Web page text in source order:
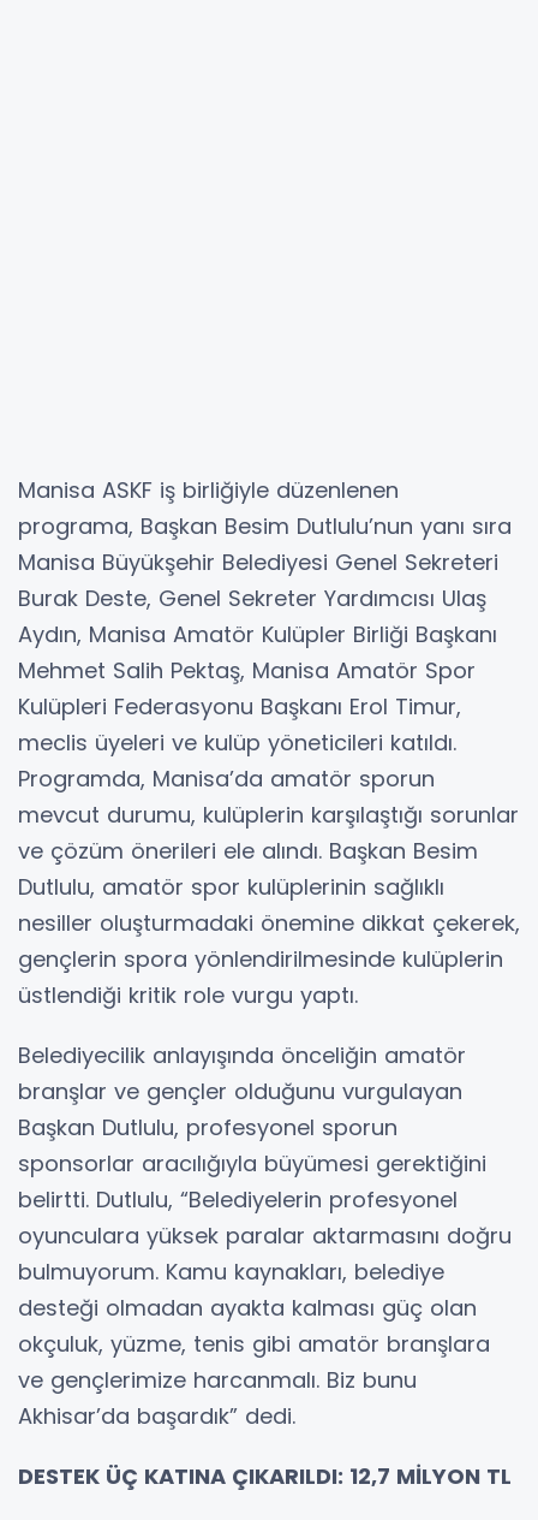
Manisa ASKF iş birliğiyle düzenlenen
programa, Başkan Besim Dutlulu’nun yanı sıra
Manisa Büyükşehir Belediyesi Genel Sekreteri
Burak Deste, Genel Sekreter Yardımcısı Ulaş
Aydın, Manisa Amatör Kulüpler Birliği Başkanı
Mehmet Salih Pektaş, Manisa Amatör Spor
Kulüpleri Federasyonu Başkanı Erol Timur,
meclis üyeleri ve kulüp yöneticileri katıldı.
Programda, Manisa’da amatör sporun
mevcut durumu, kulüplerin karşılaştığı sorunlar
ve çözüm önerileri ele alındı. Başkan Besim
Dutlulu, amatör spor kulüplerinin sağlıklı
nesiller oluşturmadaki önemine dikkat çekerek,
gençlerin spora yönlendirilmesinde kulüplerin
üstlendiği kritik role vurgu yaptı.
Belediyecilik anlayışında önceliğin amatör
branşlar ve gençler olduğunu vurgulayan
Başkan Dutlulu, profesyonel sporun
sponsorlar aracılığıyla büyümesi gerektiğini
belirtti. Dutlulu, “Belediyelerin profesyonel
oyunculara yüksek paralar aktarmasını doğru
bulmuyorum. Kamu kaynakları, belediye
desteği olmadan ayakta kalması güç olan
okçuluk, yüzme, tenis gibi amatör branşlara
ve gençlerimize harcanmalı. Biz bunu
Akhisar’da başardık” dedi.
DESTEK ÜÇ KATINA ÇIKARILDI: 12,7 MİLYON TL